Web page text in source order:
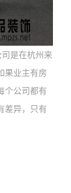
是在杭州来
果业主有房
个公司都有
差异，只有